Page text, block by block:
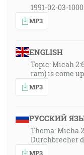
1991-02-03-
MP3
ENGLISH
Topic: Micah
ram) is come
MP3
РУССКИЙ
Thema: Micha
Durchbrecher
MP3